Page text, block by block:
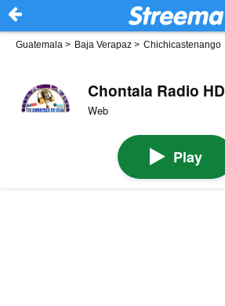
Guatemala > Baja Verapaz > Chichicastenango
Chontala Radio HD
Web
Play